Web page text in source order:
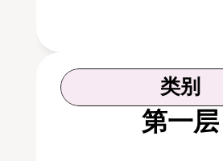
类别
第一层